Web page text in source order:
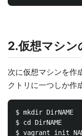
2.仮想マシン
次に仮想マシンを作
クトリに一つしか作
$ mkdir DirNAME
$ cd DirNAME